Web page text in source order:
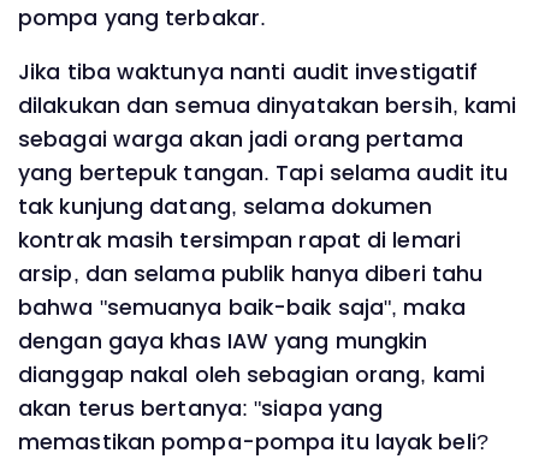
pompa yang terbakar.
Jika tiba waktunya nanti audit investigatif
dilakukan dan semua dinyatakan bersih, kami
sebagai warga akan jadi orang pertama
yang bertepuk tangan. Tapi selama audit itu
tak kunjung datang, selama dokumen
kontrak masih tersimpan rapat di lemari
arsip, dan selama publik hanya diberi tahu
bahwa "semuanya baik-baik saja", maka
dengan gaya khas IAW yang mungkin
dianggap nakal oleh sebagian orang, kami
akan terus bertanya: "siapa yang
memastikan pompa-pompa itu layak beli?